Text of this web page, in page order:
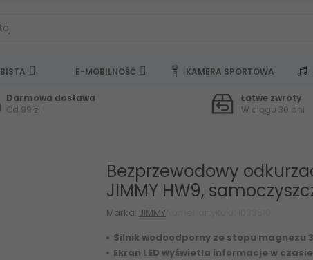
E-MOBILNOŚĆ KAMERA SPORTOWA
Darmowa dostawa
Od 99 zł
Łatwe zwroty
W ciągu 30 dni
Bezprzewodowy
JIMMY HW9,
Marka: JIMMYNumer artykułu: 1033510
Silnik wodoodporny ze stopu magnezu
Ekran LED wyświetla informacje w